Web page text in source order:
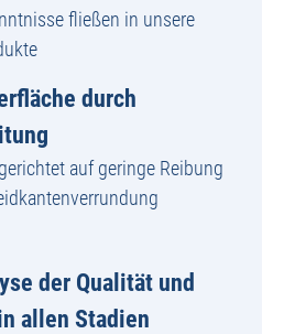
fließen in unsere
durch
auf geringe Reibung
der Qualität und
allen Stadien